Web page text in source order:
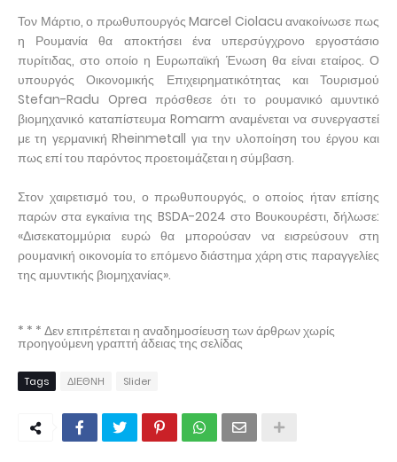
Τον Μάρτιο, ο πρωθυπουργός Marcel Ciolacu ανακοίνωσε πως
η Ρουμανία θα αποκτήσει ένα υπερσύγχρονο εργοστάσιο
πυρίτιδας, στο οποίο η Ευρωπαϊκή Ένωση θα είναι εταίρος. Ο
υπουργός Οικονομικής Επιχειρηματικότητας και Τουρισμού
Stefan-Radu Oprea πρόσθεσε ότι το ρουμανικό αμυντικό
βιομηχανικό καταπίστευμα Romarm αναμένεται να συνεργαστεί
με τη γερμανική Rheinmetall για την υλοποίηση του έργου και
πως επί του παρόντος προετοιμάζεται η σύμβαση.
Στον χαιρετισμό του, ο πρωθυπουργός, ο οποίος ήταν επίσης
παρών στα εγκαίνια της BSDA-2024 στο Βουκουρέστι, δήλωσε:
«Δισεκατομμύρια ευρώ θα μπορούσαν να εισρεύσουν στη
ρουμανική οικονομία το επόμενο διάστημα χάρη στις παραγγελίες
της αμυντικής βιομηχανίας».
* * * Δεν επιτρέπεται η αναδημοσίευση των άρθρων χωρίς
προηγούμενη γραπτή άδειας της σελίδας
Tags ΔΙΕΘΝΗ Slider